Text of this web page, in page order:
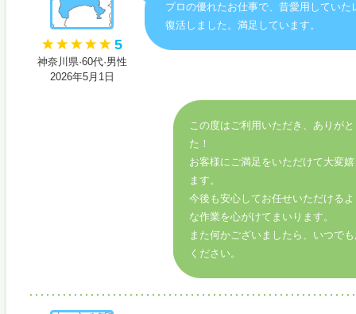
5
神奈川県·60代·男性
2026年5月1日
プロの優れたお仕事で、昔愛用していた
復活しました。満足しています。
この度はご利用いただき、ありが
た！
お客様にご満足をいただけて大変
ます。
今後も安心してお任せいただける
な作業を心がけてまいります。
また何かございましたら、いつで
ください。